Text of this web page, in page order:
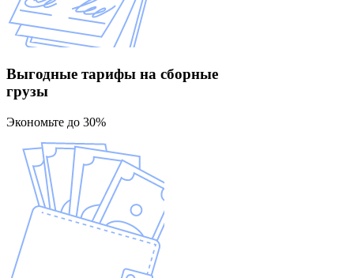
Выгодные тарифы на сборные
грузы
Экономьте до 30%